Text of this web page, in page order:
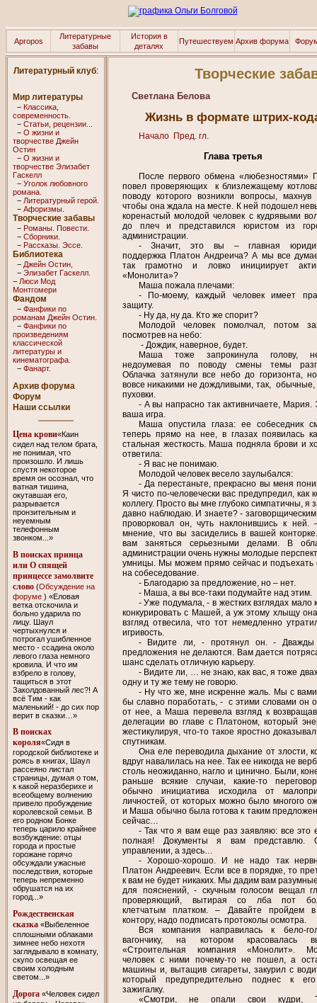
Apropos
Литературные
забавы
История в
деталях
Путешествуем Архив форума
Литературный клуб:
Мир литературы
− Классика,
современность.
− Статьи, рецензии...
− О жизни и
творчестве Джейн
Остин
− О жизни и
творчестве Элизабет
Гaскелл
− Уголок любовного
романа.
− Литературный герой.
− Афоризмы.
Творческие забавы
− Романы. Повести.
− Сборники.
− Рассказы. Эссe.
Библиотека
− Джейн Остин,
− Элизабет Гaскелл.
− Люси Мод
Монтгомери
Фандом
− Фанфики по
романам Джейн Остин.
− Фанфики по
произведениям
классической
литературы и
кинематографа.
− Фанарт.
Архив форума
Форум
Наши ссылки
Цена крови«Каин
сидел над телом брата,
не понимая, что
произошло. И лишь
спустя некоторое
время он осознал, что
ватная тишина,
окутавшая его,
разрывается
пронзительным и
неуемным
телефонным
звонком...»
В поисках принца
или О спящей
принцессе замолвите
слово(Обсуждение на
форуме ) «Еловая
ветка отскочила и
больно ударила по
лицу. Шаул
чертыхнулся и
потрогал ушибленное
место - ссадина около
левого глаза немного
кровила. И что им
взбрело в голову,
тащиться в этот
Заколдованный лес?! А
всё Тим - как
маленький! - до сих пор
верит в сказки…»
В поисках
короля«Сидя в
городской библиотеке и
роясь в книгах, Шаул
рассеяно листал
страницы, думая о том,
к какой неразберихе и
всеобщему волнению
привело пробуждение
королевской семьи. В
его родном Бонке
теперь царило крайнее
возбуждение: отцы
города и простые
горожане горячо
обсуждали ужасные
последствия, которые
теперь непременно
обрушатся на их
город...»
Рождественская
сказка«Выбеленное
сплошными облаками
зимнее небо нехотя
заглядывало в комнату,
скупо освещая ее
своим холодным
светом...»
Дорога«Человек сидел
Творческие
Светланa Беловa
Жизнь в формате штрих-
Начало Пред. гл.
Глава третья
После первого обмена «любезностями»
повел проверяющих к близлежащему
поводу которого возникли вопросы,
чтобы она ждала на месте. К ней подошел
коренастый молодой человек с кудрявыми
до плеч и представился юристом из
администрации.
- Значит, это вы – главная
поддержка Платон Андреича? А мы все
так грамотно и ловко инициирует
«Монолита»?
Маша пожала плечами:
- По-моему, каждый человек имеет
защиту.
- Ну да, ну да. Кто же спорит?
Молодой человек помолчал, потом
посмотрев на небо:
- Дождик, наверное, будет.
Маша тоже запрокинула голову,
недоумевая по поводу смены темы
Облачка затянули все небо до горизонта,
вовсе никакими не дождливыми, так, обычные,
пуховки.
- А вы напрасно так активничаете, Мария.
ваша игра.
Маша опустила глаза: ее собеседник
теперь прямо на нее, в глазах появилась
стальная жесткость. Маша подняла брови и
ответила:
- Я вас не понимаю.
Молодой человек весело заулыбался:
- Да перестаньте, прекрасно вы меня
Я чисто по-человечески вас предупредил, как
коллегу. Просто вы мне глубоко симпатичны, я
давно наблюдаю. И знаете? -
проворковал он, чуть наклонившись к ней.
мнение, что вы засиделись в вашей
вам заняться серьезными делами. В
администрации очень нужны молодые
умницы. Мы можем прямо сейчас и подъехать
на собеседование.
- Благодарю за предложение, но – нет.
- Маша, а вы все-таки подумайте над этим.
- Уже подумала, - в жестких взглядах мало
конкурировать с Машей, а уж этому хлыщу
взгляд отвесила, что тот немедленно
игривость.
- Видите ли, - протянул он. - Дважды
предложения не делаются. Вам дается
шанс сделать отличную карьеру.
- Видите ли, … не знаю, как вас, я тоже
одну и ту же тему не говорю.
- Ну что же, мне искренне жаль. Мы с
бы славно поработать, - с этими словами он
от нее, а Маша перевела взгляд к
делегации во главе с Платоном, который
жестикулируя, что-то такое яростно
спутникам.
Она еле переводила дыхание от злости,
вдруг навалилась на нее. Так ее никогда не
столь неожиданно, нагло и цинично. Были,
раньше всякие случаи, какие-то
обычно инициатива исходила от
личностей, от которых можно было многого
и Маша обычно была готова к таким
сейчас…
- Так что я вам еще раз заявляю: все это
полная! Документы я вам представлю.
управлении, а здесь…
- Хорошо-хорошо. И не надо так
Платон Андреевич. Если все в порядке, то
к вам не будет никаких. Мы дадим вам
для пояснений, - скучным голосом вещал
проверяющий, вытирая со лба пот
клетчатым платком. – Давайте пройдем
контору, надо подписать протоколы осмотра.
Вся компания направилась к бело-
вагончику, на котором красовалась
«Строительная компания «Монолит».
человек с ними почему-то не пошел, а
машины и, вытащив сигареты, закурил с
который предупредительно поднес к
зажигалку.
«Смотри, не опали свои кудри,